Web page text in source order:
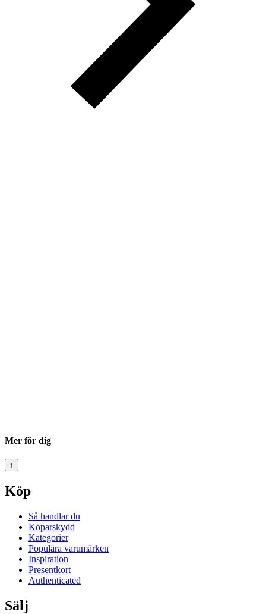
Mer för dig
↑
Köp
Så handlar du
Köparskydd
Kategorier
Populära varumärken
Inspiration
Presentkort
Authenticated
Sälj